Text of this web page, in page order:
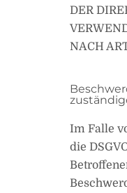
DER
NACH
Im Falle
die